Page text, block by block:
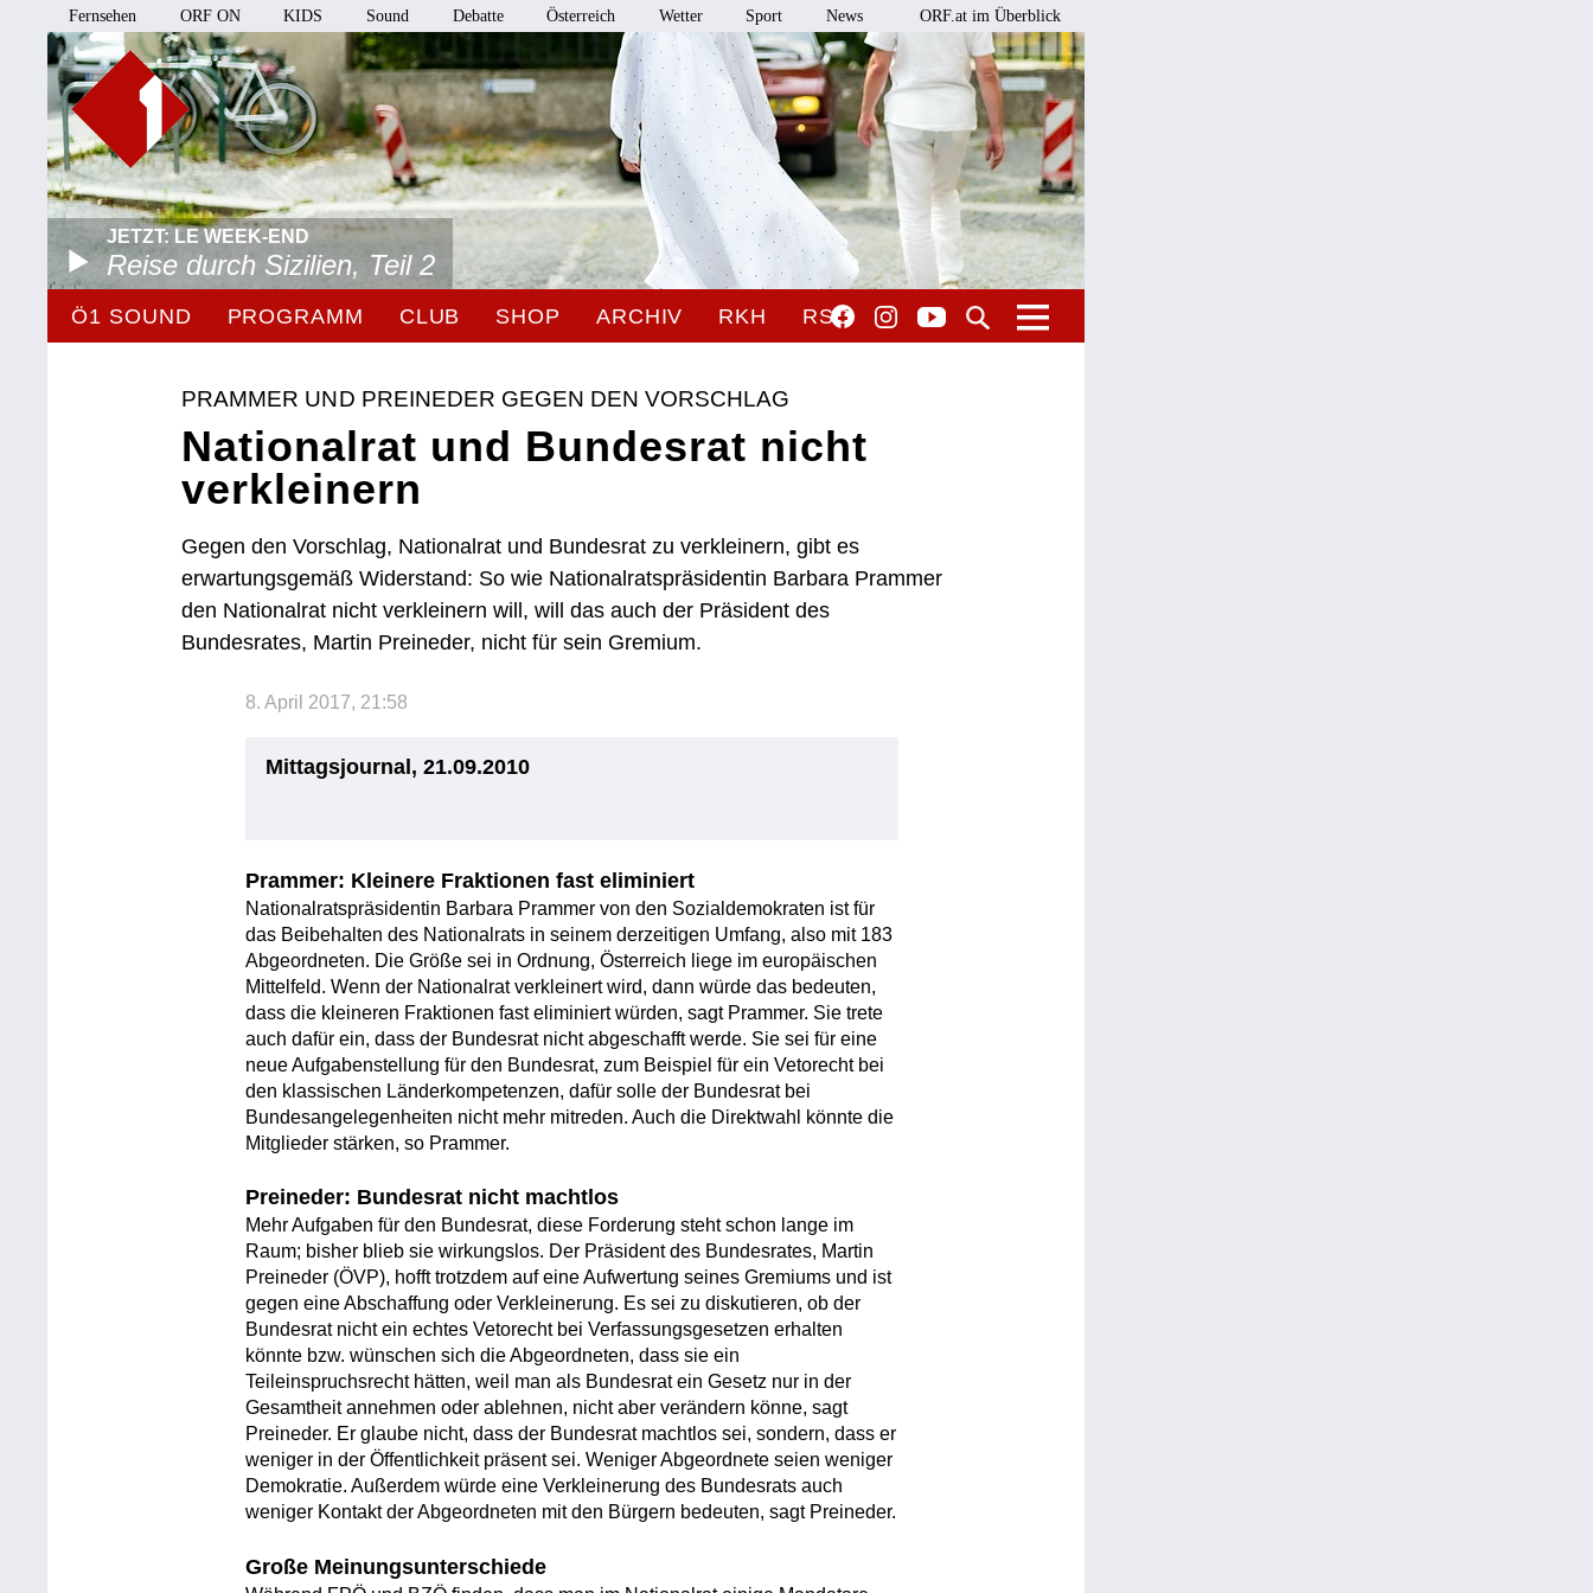
Fernsehen ORF ON KIDS Sound Debatte Österreich Wetter Sport News ORF.at im Überblick
JETZT: LE WEEK-END
Reise durch Sizilien, Teil 2
Ö1 SOUND PROGRAMM CLUB SHOP ARCHIV RKH RSO
PRAMMER UND PREINEDER GEGEN DEN VORSCHLAG
Nationalrat und Bundesrat nicht
verkleinern
Gegen den Vorschlag, Nationalrat und Bundesrat zu verkleinern, gibt es
erwartungsgemäß Widerstand: So wie Nationalratspräsidentin Barbara Prammer
den Nationalrat nicht verkleinern will, will das auch der Präsident des
Bundesrates, Martin Preineder, nicht für sein Gremium.
8. April 2017, 21:58
Mittagsjournal, 21.09.2010
Prammer: Kleinere Fraktionen fast eliminiert
Nationalratspräsidentin Barbara Prammer von den Sozialdemokraten ist für
das Beibehalten des Nationalrats in seinem derzeitigen Umfang, also mit 183
Abgeordneten. Die Größe sei in Ordnung, Österreich liege im europäischen
Mittelfeld. Wenn der Nationalrat verkleinert wird, dann würde das bedeuten,
dass die kleineren Fraktionen fast eliminiert würden, sagt Prammer. Sie trete
auch dafür ein, dass der Bundesrat nicht abgeschafft werde. Sie sei für eine
neue Aufgabenstellung für den Bundesrat, zum Beispiel für ein Vetorecht bei
den klassischen Länderkompetenzen, dafür solle der Bundesrat bei
Bundesangelegenheiten nicht mehr mitreden. Auch die Direktwahl könnte die
Mitglieder stärken, so Prammer.
Preineder: Bundesrat nicht machtlos
Mehr Aufgaben für den Bundesrat, diese Forderung steht schon lange im
Raum; bisher blieb sie wirkungslos. Der Präsident des Bundesrates, Martin
Preineder (ÖVP), hofft trotzdem auf eine Aufwertung seines Gremiums und ist
gegen eine Abschaffung oder Verkleinerung. Es sei zu diskutieren, ob der
Bundesrat nicht ein echtes Vetorecht bei Verfassungsgesetzen erhalten
könnte bzw. wünschen sich die Abgeordneten, dass sie ein
Teileinspruchsrecht hätten, weil man als Bundesrat ein Gesetz nur in der
Gesamtheit annehmen oder ablehnen, nicht aber verändern könne, sagt
Preineder. Er glaube nicht, dass der Bundesrat machtlos sei, sondern, dass er
weniger in der Öffentlichkeit präsent sei. Weniger Abgeordnete seien weniger
Demokratie. Außerdem würde eine Verkleinerung des Bundesrats auch
weniger Kontakt der Abgeordneten mit den Bürgern bedeuten, sagt Preineder.
Große Meinungsunterschiede